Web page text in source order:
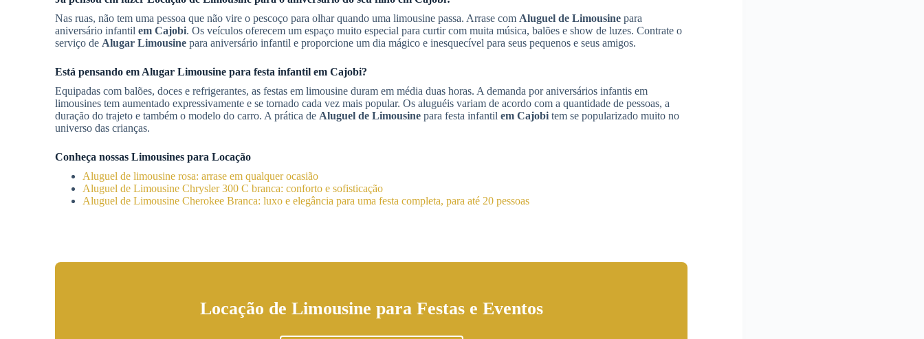
Nas ruas, não tem uma pessoa que não vire o pescoço para olhar quando uma limousine passa. Arrase com Aluguel de Limousine para
aniversário infantil em Cajobi. Os veículos oferecem um espaço muito especial para curtir com muita música, balões e show de luzes. Contrate o
serviço de Alugar Limousine para aniversário infantil e proporcione um dia mágico e inesquecível para seus pequenos e seus amigos.
Está pensando em Alugar Limousine para festa infantil em Cajobi?
Equipadas com balões, doces e refrigerantes, as festas em limousine duram em média duas horas. A demanda por aniversários infantis em
limousines tem aumentado expressivamente e se tornado cada vez mais popular. Os aluguéis variam de acordo com a quantidade de pessoas, a
duração do trajeto e também o modelo do carro. A prática de Aluguel de Limousine para festa infantil em Cajobi tem se popularizado muito no
universo das crianças.
Conheça nossas Limousines para Locação
Aluguel de limousine rosa: arrase em qualquer ocasião
Aluguel de Limousine Chrysler 300 C branca: conforto e sofisticação
Aluguel de Limousine Cherokee Branca: luxo e elegância para uma festa completa, para até 20 pessoas
Locação de Limousine para Festas e Eventos